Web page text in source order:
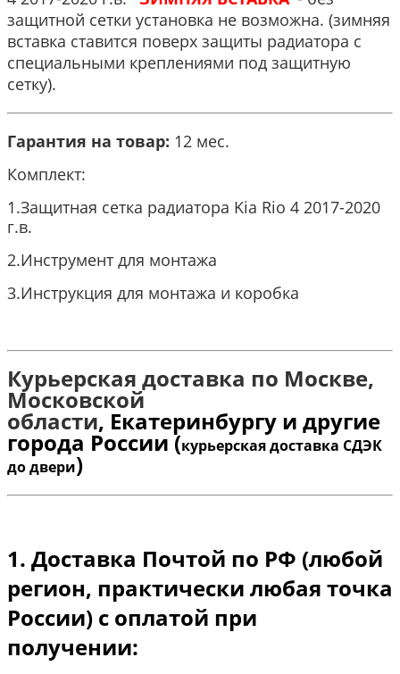
защитной сетки установка не возможна. (зимняя
вставка ставится поверх защиты радиатора с
специальными креплениями под защитную
сетку).
Гарантия на товар: 12 мес.
Комплект:
1.Защитная сетка радиатора Kia Rio 4 2017-2020
г.в.
2.Инструмент для монтажа
3.Инструкция для монтажа и коробка
Курьерская доставка по Москве,
Московской
области, Екатеринбургу и другие
города России (курьерская доставка СДЭК
до двери)
1. Доставка Почтой по РФ (любой
регион, практически любая точка
России) с оплатой при
получении: